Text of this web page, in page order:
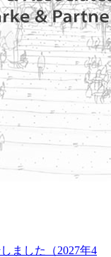
ました（2027年4